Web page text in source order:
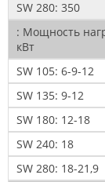
SW 280: 350
: Мощность
SW 105: 6-9-12
SW 135: 9-12
SW 180: 12-18
SW 240: 18
SW 280: 18-21,9